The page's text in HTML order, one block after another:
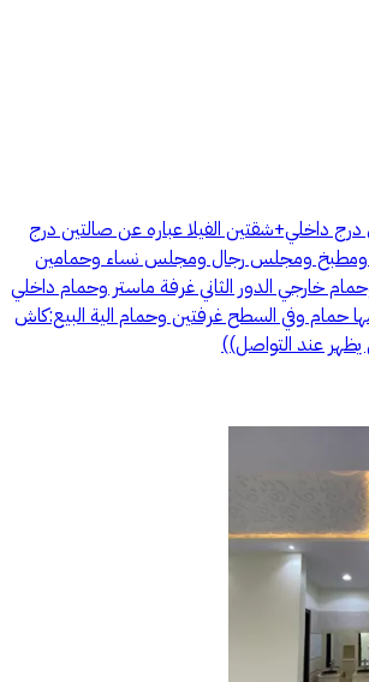
درج داخلي+شقتين الفيلا عباره عن صالتين درج
ومطبخ ومجلس رجال ومجلس نساء وحمامين
خارجي الدور الثاني غرفة ماستر وحمام داخلي
حمام وفي السطح غرفتين وحمام الية البيع:كاش
عند التواصل))